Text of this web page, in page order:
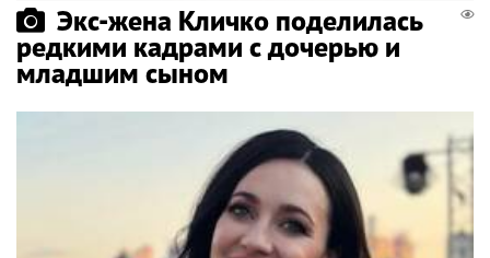
Экс-жена Кличко поделилась
редкими кадрами с дочерью и
младшим сыном